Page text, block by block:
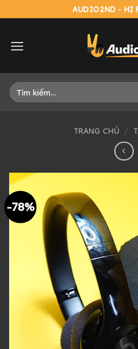
to
AUDIO2ND - HI
Tìm
kiếm:
TRANG CHỦ /
-78%